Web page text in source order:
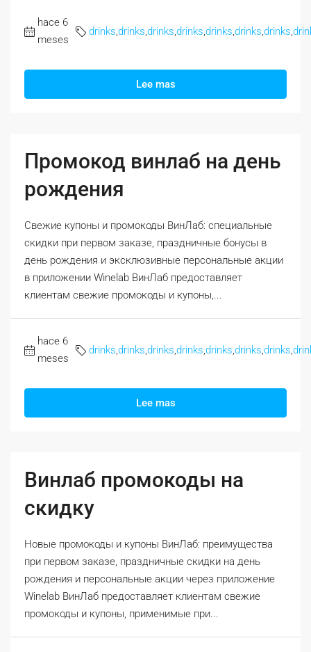
hace 6
meses
drinks drinks drinks drinks drinks drinks drinks
Lee mas
Промокод винлаб на день
рождения
Свежие купоны и промокоды ВинЛаб: специальные
скидки при первом заказе, праздничные бонусы в
день рождения и эксклюзивные персональные акции
в приложении Winelab ВинЛаб предоставляет
клиентам свежие промокоды и купоны,...
hace 6
meses
drinks drinks drinks drinks drinks drinks drinks
Lee mas
Винлаб промокоды на
скидку
Новые промокоды и купоны ВинЛаб: преимущества
при первом заказе, праздничные скидки на день
рождения и персональные акции через приложение
Winelab ВинЛаб предоставляет клиентам свежие
промокоды и купоны, применимые при...